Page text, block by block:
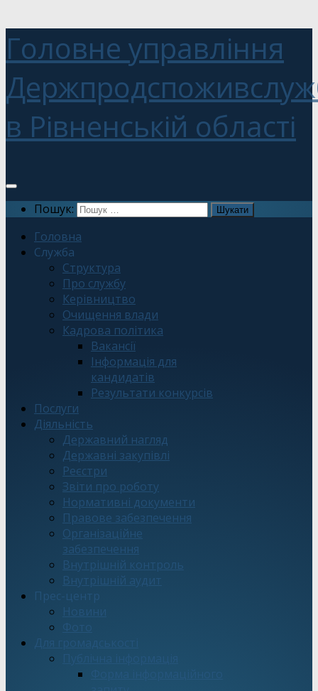
Головне управління
в Рівненській області
Пошук:
Головна
Служба
Структура
Про службу
Керівництво
Очищення влади
Кадрова політика
Вакансії
Інформація для
кандидатів
Результати конкурсів
Послуги
Діяльність
Державний нагляд
Державні закупівлі
Реєстри
Звіти про роботу
Нормативні документи
Правове забезпечення
Організаційне
забезпечення
Внутрішній контроль
Внутрішній аудит
Прес-центр
Новини
Фото
Для громадськості